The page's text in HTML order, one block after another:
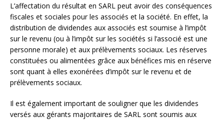
L’affectation du résultat en SARL peut avoir des conséquences
fiscales et sociales pour les associés et la société. En effet, la
distribution de dividendes aux associés est soumise à l’impôt
sur le revenu (ou à l’impôt sur les sociétés si l’associé est une
personne morale) et aux prélèvements sociaux. Les réserves
constituées ou alimentées grâce aux bénéfices mis en réserve
sont quant à elles exonérées d’impôt sur le revenu et de
prélèvements sociaux.
Il est également important de souligner que les dividendes
versés aux gérants majoritaires de SARL sont soumis aux